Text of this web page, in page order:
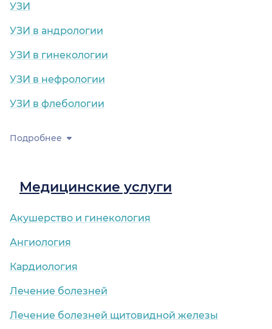
УЗИ
УЗИ в андрологии
УЗИ в гинекологии
УЗИ в нефрологии
УЗИ в флебологии
Подробнее
Медицинские услуги
Акушерство и гинекология
Ангиология
Кардиология
Лечение болезней
Лечение болезней щитовидной железы